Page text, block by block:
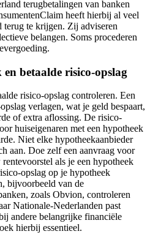
terugbetalingen van banken
heeft hierbij al veel
terug te krijgen. Zij adviseren
belangen. Soms procederen
betaalde risico-opslag
risico-opslag controleren. Een
verlagen, wat je geld bespaart,
of extra aflossing. De risico-
huiseigenaren met een hypotheek
Niet elke hypotheekaanbieder
aan. Doe zelf een aanvraag voor
als je een hypotheek
opslag op je hypotheek
bijvoorbeeld van de
zoals Obvion, controleren
Nationale-Nederlanden past
andere belangrijke financiële
hierbij essentieel.